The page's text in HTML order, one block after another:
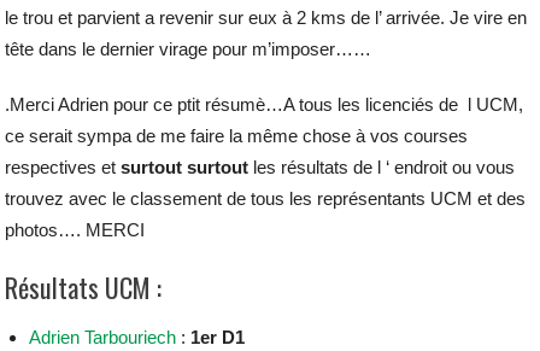
le trou et parvient a revenir sur eux à 2 kms de l’ arrivée. Je vire en
tête dans le dernier virage pour m’imposer……
.Merci Adrien pour ce ptit résumè…A tous les licenciés de l UCM,
ce serait sympa de me faire la même chose à vos courses
respectives etsurtout surtout les résultats de l ‘ endroit ou vous
trouvez avec le classement de tous les représentants UCM et des
photos…. MERCI
Résultats UCM :
Adrien Tarbouriech : 1er D1